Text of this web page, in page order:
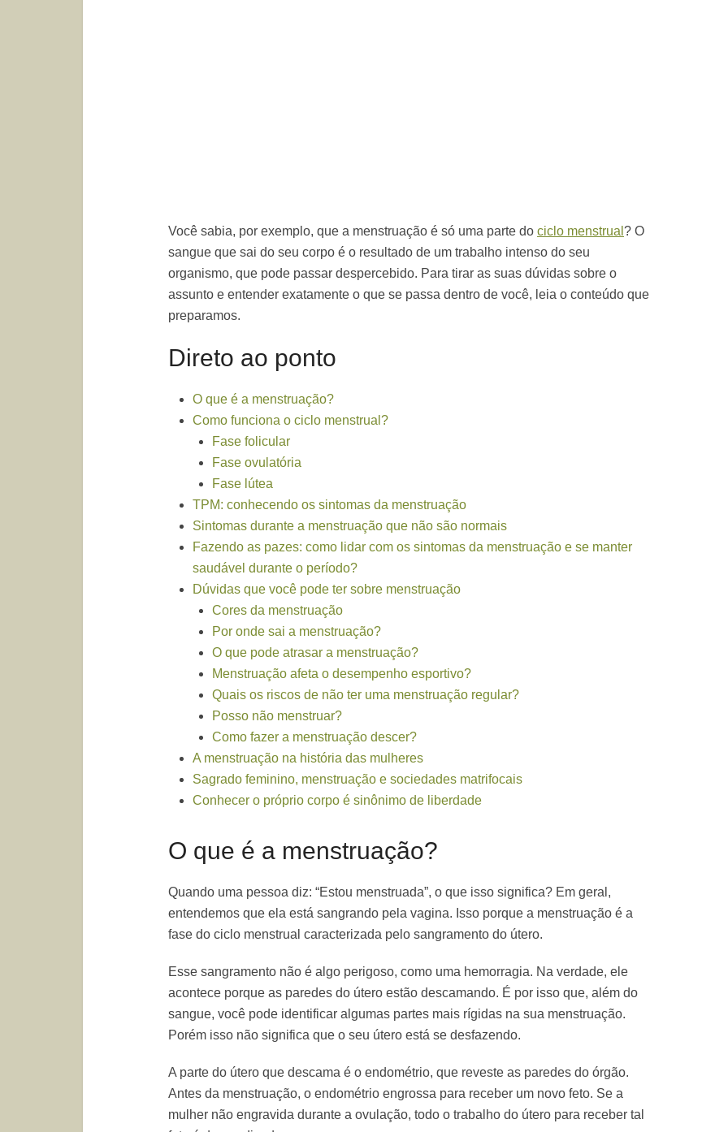
Você sabia, por exemplo, que a menstruação é só uma parte do ciclo menstrual ? O
sangue que sai do seu corpo é o resultado de um trabalho intenso do seu
organismo, que pode passar despercebido. Para tirar as suas dúvidas sobre o
assunto e entender exatamente o que se passa dentro de você, leia o conteúdo que
preparamos.
Direto ao ponto
O que é a menstruação?
Como funciona o ciclo menstrual?
Fase folicular
Fase ovulatória
Fase lútea
TPM: conhecendo os sintomas da menstruação
Sintomas durante a menstruação que não são normais
Fazendo as pazes: como lidar com os sintomas da menstruação e se manter
saudável durante o período?
Dúvidas que você pode ter sobre menstruação
Cores da menstruação
Por onde sai a menstruação?
O que pode atrasar a menstruação?
Menstruação afeta o desempenho esportivo?
Quais os riscos de não ter uma menstruação regular?
Posso não menstruar?
Como fazer a menstruação descer?
A menstruação na história das mulheres
Sagrado feminino, menstruação e sociedades matrifocais
Conhecer o próprio corpo é sinônimo de liberdade
O que é a menstruação?
Quando uma pessoa diz: “Estou menstruada”, o que isso significa? Em geral,
entendemos que ela está sangrando pela vagina. Isso porque a menstruação é a
fase do ciclo menstrual caracterizada pelo sangramento do útero.
Esse sangramento não é algo perigoso, como uma hemorragia. Na verdade, ele
acontece porque as paredes do útero estão descamando. É por isso que, além do
sangue, você pode identificar algumas partes mais rígidas na sua menstruação.
Porém isso não significa que o seu útero está se desfazendo.
A parte do útero que descama é o endométrio, que reveste as paredes do órgão.
Antes da menstruação, o endométrio engrossa para receber um novo feto. Se a
mulher não engravida durante a ovulação, todo o trabalho do útero para receber tal